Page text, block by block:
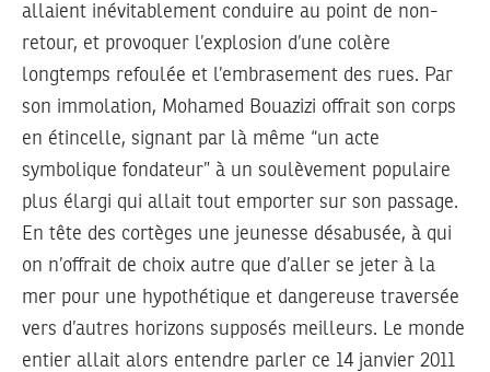
allaient inévitablement conduire au point de non-
retour, et provoquer l’explosion d’une colère
longtemps refoulée et l’embrasement des rues. Par
son immolation, Mohamed Bouazizi offrait son corps
en étincelle, signant par là même “un acte
symbolique fondateur” à un soulèvement populaire
plus élargi qui allait tout emporter sur son passage.
En tête des cortèges une jeunesse désabusée, à qui
on n’offrait de choix autre que d’aller se jeter à la
mer pour une hypothétique et dangereuse traversée
vers d’autres horizons supposés meilleurs. Le monde
entier allait alors entendre parler ce 14 janvier 2011